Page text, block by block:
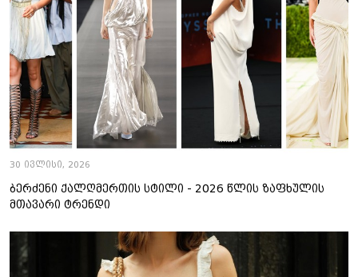
30 ივლისი, 2026
ბერძენი ქალღმერთის სტილი - 2026 წლის ზაფხულის
მთავარი ტრენდი